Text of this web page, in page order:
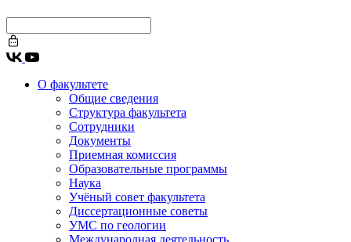
О факультете
Общие сведения
Структура факультета
Сотрудники
Документы
Приемная комиссия
Образовательные программы
Наука
Учёный совет факультета
Диссертационные советы
УМС по геологии
Международная деятельность